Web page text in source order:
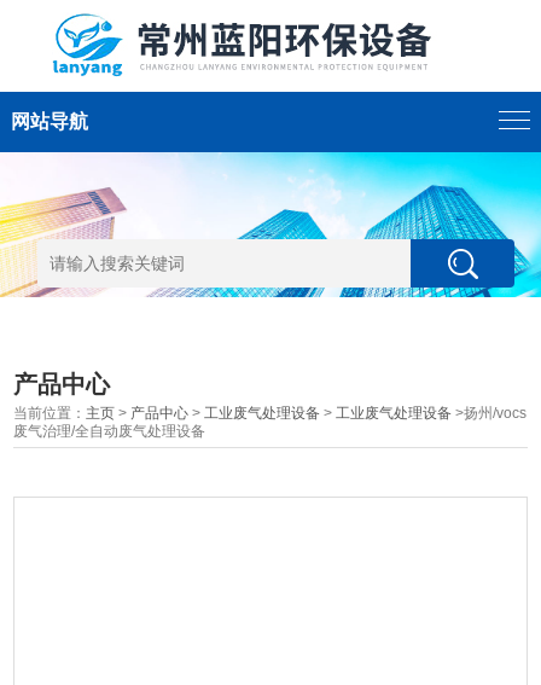
网站导航
产品中心
当前位置： 主页 > 产品中心 >工业废气处理设备 >工业废气处理设备 >扬州/vocs
废气治理/全自动废气处理设备